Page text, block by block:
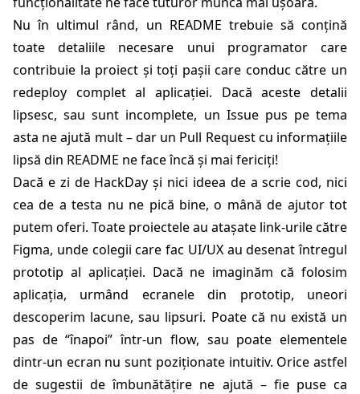
Nu în ultimul rând, un README trebuie să conțină
toate detaliile necesare unui programator care
contribuie la proiect și toți pașii care conduc către un
redeploy complet al aplicației. Dacă aceste detalii
lipsesc, sau sunt incomplete, un Issue pus pe tema
asta ne ajută mult – dar un Pull Request cu informațiile
lipsă din README ne face încă și mai fericiți!
Dacă e zi de HackDay și nici ideea de a scrie cod, nici
cea de a testa nu ne pică bine, o mână de ajutor tot
putem oferi. Toate proiectele au atașate link-urile către
Figma, unde colegii care fac UI/UX au desenat întregul
prototip al aplicației. Dacă ne imaginăm că folosim
aplicația, urmând ecranele din prototip, uneori
descoperim lacune, sau lipsuri. Poate că nu există un
pas de “înapoi” într-un flow, sau poate elementele
dintr-un ecran nu sunt poziționate intuitiv. Orice astfel
de sugestii de îmbunătățire ne ajută – fie puse ca